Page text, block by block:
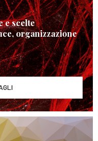
e scelte
organizzazione